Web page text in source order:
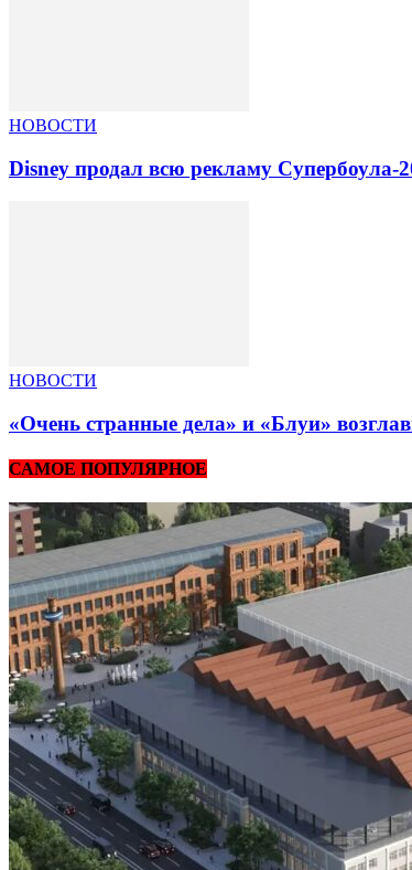
НОВОСТИ
Disney продал всю рекламу Супербоула-
НОВОСТИ
«Очень странные дела» и «Блуи»
САМОЕ ПОПУЛЯРНОЕ